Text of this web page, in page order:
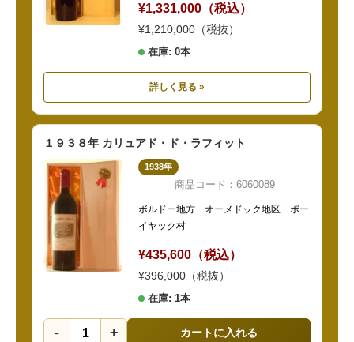
¥1,331,000（税込）
¥1,210,000（税抜）
在庫: 0本
詳しく見る »
１９３８年 カリュアド・ド・ラフィット
1938年
商品コード：6060089
ボルドー地方 オーメドック地区 ポー
イヤック村
¥435,600（税込）
¥396,000（税抜）
在庫: 1本
- + カートに入れる